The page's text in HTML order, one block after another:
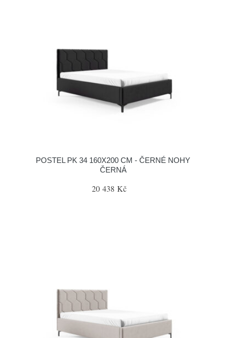
POSTEL PK 34 160X200 CM - ČERNÉ NOHY
ČERNÁ
20 438 Kč